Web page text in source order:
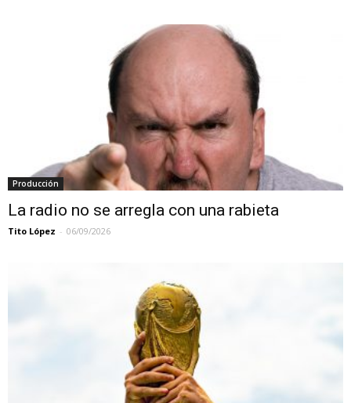
Producción
La radio no se arregla con una rabieta
Tito López - 06/09/2026